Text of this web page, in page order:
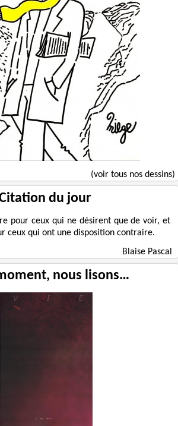
(voir tous nos dessins)
du jour
pour ceux qui ne désirent que de voir, et
ceux qui ont une disposition contraire.
Blaise Pascal
nous lisons…